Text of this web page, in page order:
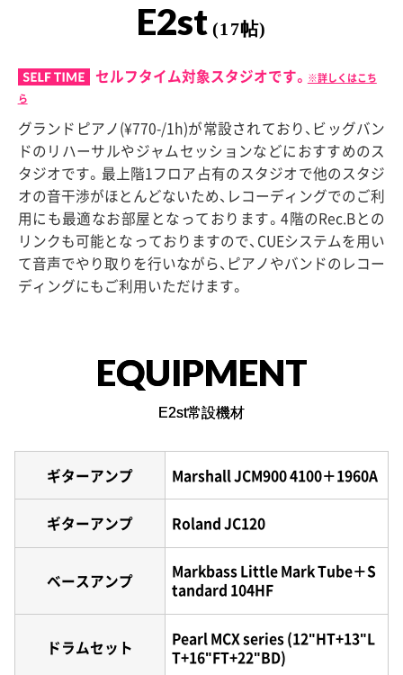
E2st (17帖)
セルフタイム対象スタジオです。 ※詳しくはこち
ら
グランドピアノ(¥770-/1h)が常設されており、ビッグバン
ドのリハーサルやジャムセッションなどにおすすめのス
タジオです。最上階1フロア占有のスタジオで他のスタジ
オの音干渉がほとんどないため、レコーディングでのご利
用にも最適なお部屋となっております。4階のRec.Bとの
リンクも可能となっておりますので、CUEシステムを用い
て音声でやり取りを行いながら、ピアノやバンドのレコー
ディングにもご利用いただけます。
EQUIPMENT
E2st常設機材
ギターアンプ Marshall JCM900 4100＋1960A
ギターアンプ Roland JC120
ベースアンプ
Markbass Little Mark Tube＋S
tandard 104HF
ドラムセット
Pearl MCX series (12"HT+13"L
T+16"FT+22"BD)